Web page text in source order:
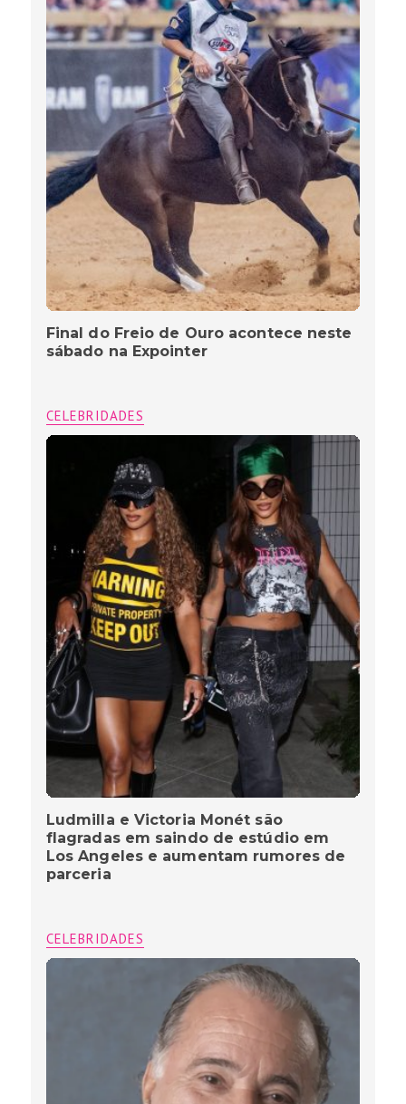
Final do Freio de Ouro acontece neste
sábado na Expointer
CELEBRIDADES
Ludmilla e Victoria Monét são
flagradas em saindo de estúdio em
Los Angeles e aumentam rumores de
parceria
CELEBRIDADES